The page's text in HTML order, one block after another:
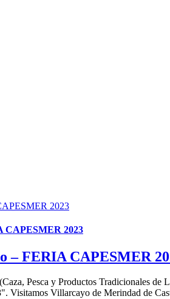
2023
CAPESMER 2023
– FERIA CAPESMER
Pesca y Productos Tradicionales de
Visitamos Villarcayo de Merindad de